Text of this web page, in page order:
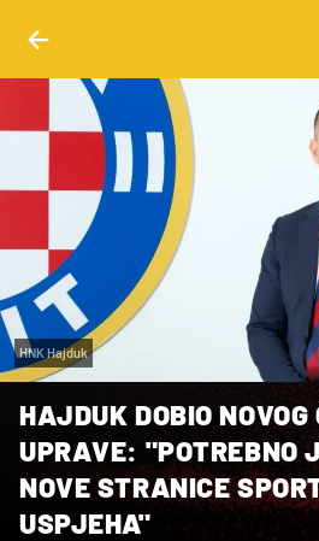
HNK Hajduk
HAJDUK DOBIO
UPRAVE: "POTREBNO
NOVE STRANICE
USPJEHA"